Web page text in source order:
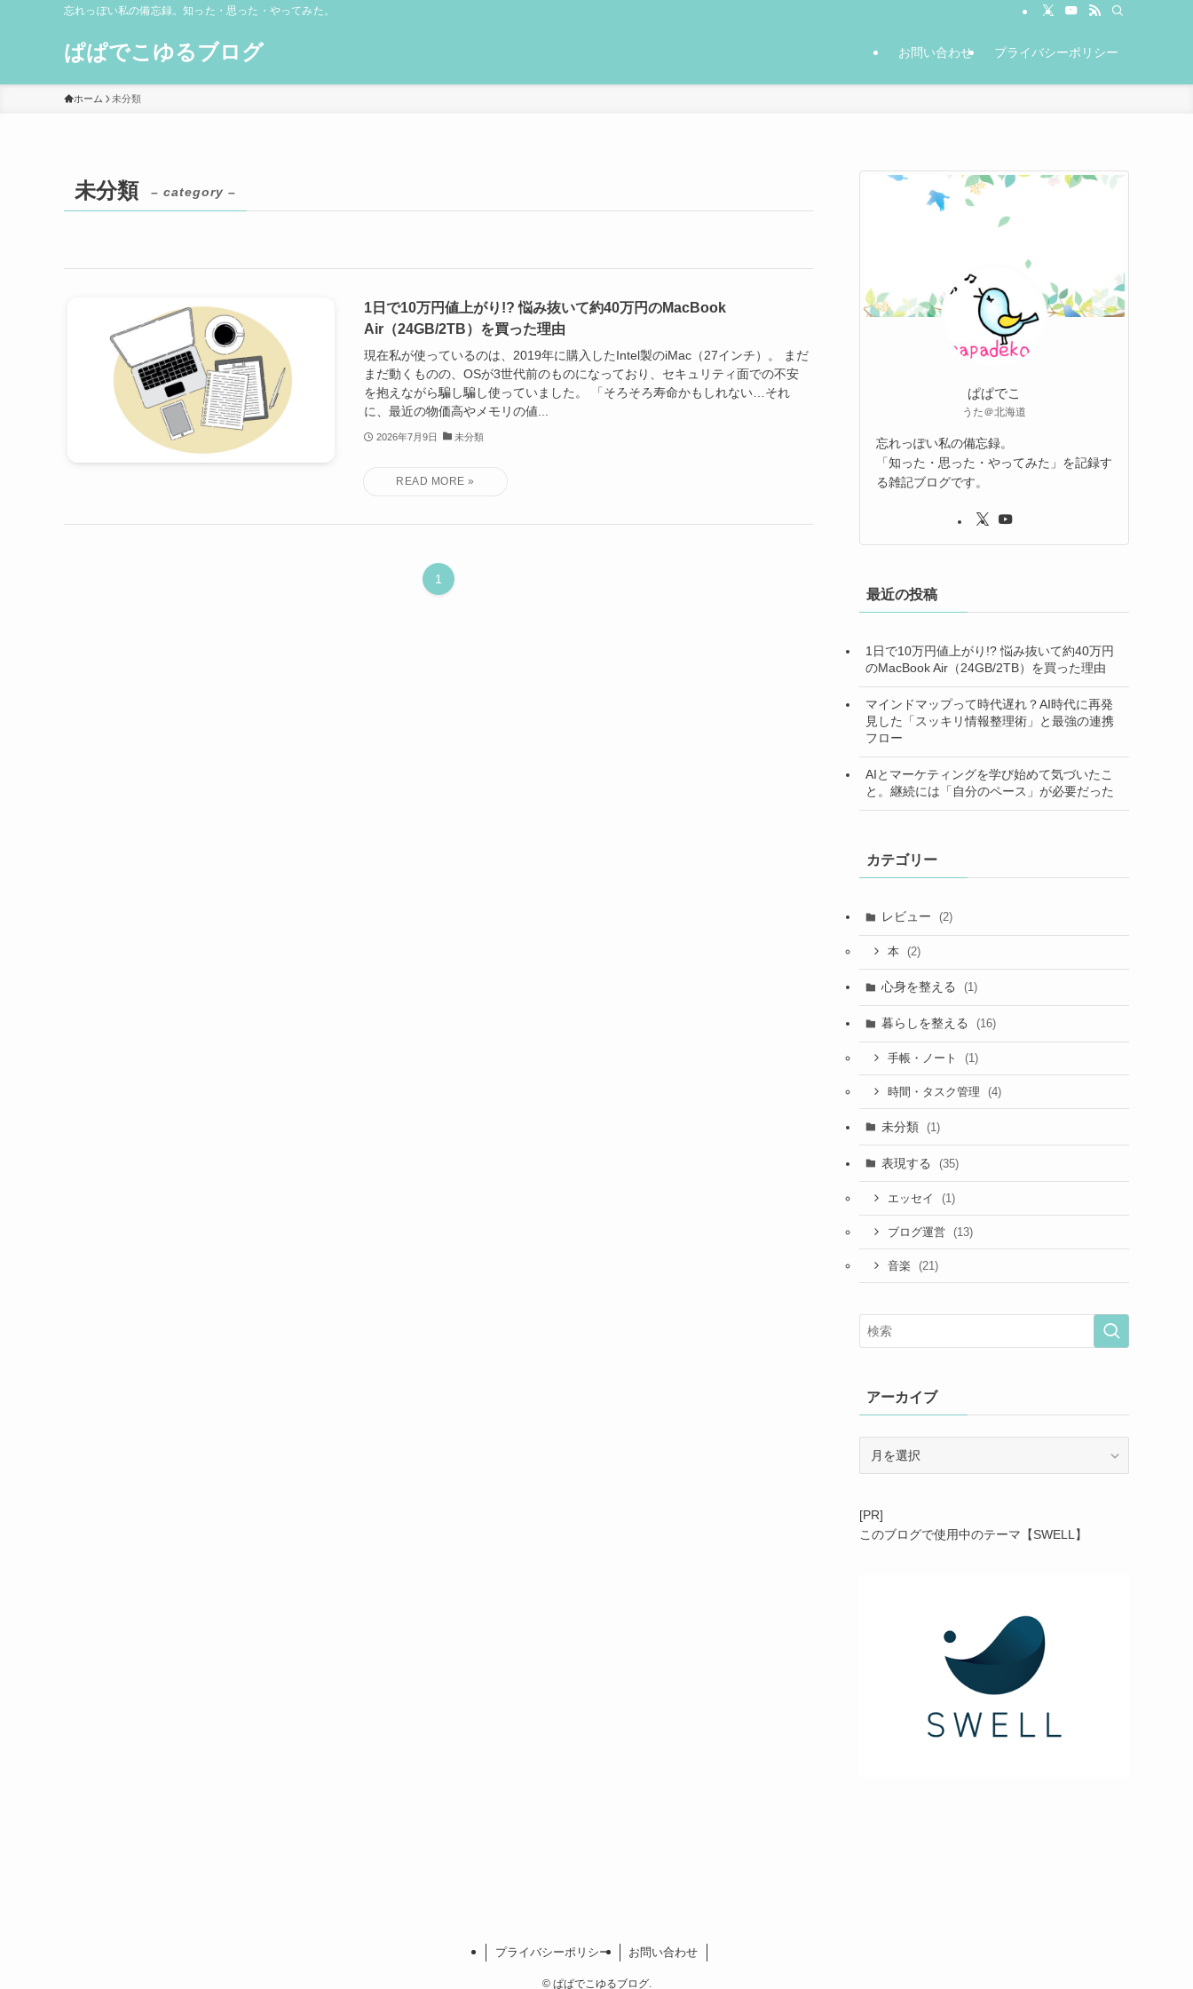
忘れっぽい私の備忘録。知った・思った・やってみた。
ぱぱでこゆるブログ お問い合わせ プライバシーポリシー
ホーム 未分類
未分類 – category –
1日で10万円値上がり!? 悩み抜いて約40万円のMacBook
Air（24GB/2TB）を買った理由
現在私が使っているのは、2019年に購入したIntel製のiMac（27インチ）。 まだ
まだ動くものの、OSが3世代前のものになっており、セキュリティ面での不安
を抱えながら騙し騙し使っていました。 「そろそろ寿命かもしれない…それ
に、最近の物価高やメモリの値...
2026年7月9日 未分類
1
ぱぱでこ
うた＠北海道
忘れっぽい私の備忘録。
「知った・思った・やってみた」を記録す
る雑記ブログです。
最近の投稿
1日で10万円値上がり!? 悩み抜いて約40万円
のMacBook Air（24GB/2TB）を買った理由
マインドマップって時代遅れ？AI時代に再発
見した「スッキリ情報整理術」と最強の連携
フロー
AIとマーケティングを学び始めて気づいたこ
と。継続には「自分のペース」が必要だった
カテゴリー
レビュー (2)
本 (2)
心身を整える (1)
暮らしを整える (16)
手帳・ノート (1)
時間・タスク管理 (4)
未分類 (1)
表現する (35)
エッセイ (1)
ブログ運営 (13)
音楽 (21)
アーカイブ
ブ
[PR]
このブログで使用中のテーマ【SWELL】
プライバシーポリシー お問い合わせ
©ぱぱでこゆるブログ.